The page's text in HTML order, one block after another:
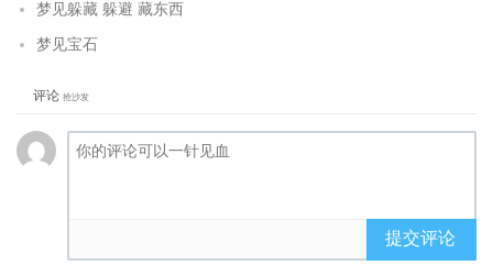
梦见躲藏 躲避 藏东西
梦见宝石
评论 抢沙发
提交评论